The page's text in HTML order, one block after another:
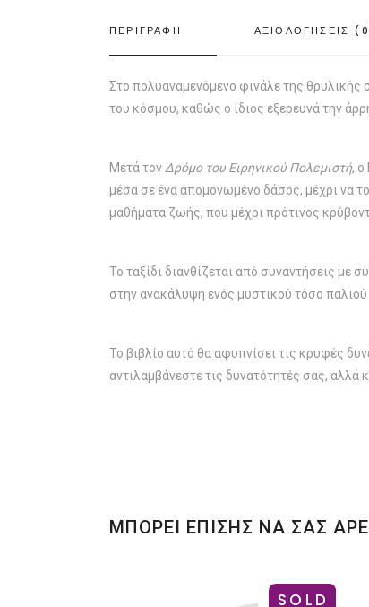
ΠΕΡΙΓΡΑΦΗ ΑΞΙΟΛΟΓΗΣΕΙΣ
Στο πολυαναμενόμενο φινάλε της θρυλικής
του κόσμου, καθώς ο ίδιος εξερευνά την
Μετά τον Δρόμο του Ειρηνικού Πολεμιστή, ο
μέσα σε ένα απομονωμένο δάσος, μέχρι να
μαθήματα ζωής, που μέχρι πρότινος
To ταξίδι διανθίζεται από συναντήσεις
στην ανακάλυψη ενός μυστικού τόσο παλιού
Το βιβλίο αυτό θα αφυπνίσει τις κρυφές
αντιλαμβάνεστε τις δυνατότητές σας, αλλά
ΜΠΟΡΕΙ ΕΠΙΣΗΣ ΝΑ ΣΑΣ
-10%
SOLD